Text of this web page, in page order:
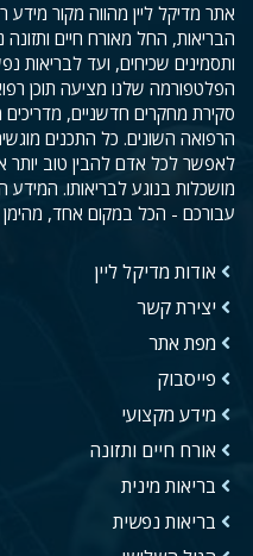
אתר מדיקל ליין מהווה מקור מידע
הבריאות, החל מאורח חיים
ותסמינים שכיחים, ועד לבריאות
הפלטפורמה שלנו מציעה תוכן
סקירת מחקרים חדשניים,
הרפואה השונים. כל התכנים
לאפשר לכל אדם להבין טוב יותר
מושכלות בנוגע לבריאותו. המידע
עבורכם - הכל במקום אחד, מהימן
אודות מדיקל ליין
יצירת קשר
מפת אתר
פייסבוק
מידע מקצועי
אורח חיים ותזונה
בריאות מינית
בריאות נפשית